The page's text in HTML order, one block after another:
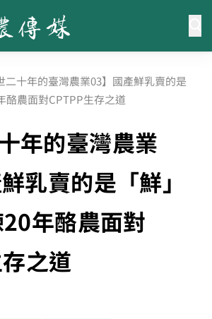
二十年的臺灣農業03】國產鮮乳賣的是
酪農面對CPTPP生存之道
年的臺灣農業
乳賣的是「鮮」
年酪農面對
之道